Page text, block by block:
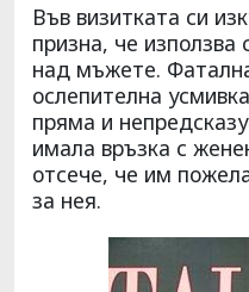
Във визитката си
призна, че използва
над мъжете.
ослепителна
пряма и
имала връзка с
отсече, че им
за нея.